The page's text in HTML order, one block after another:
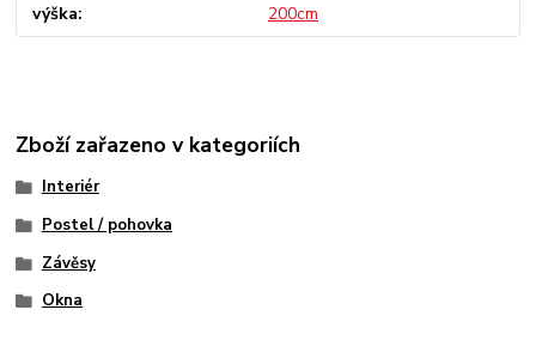
výška 200cm
Zboží zařazeno v kategoriích
Interiér
Postel / pohovka
Závěsy
Okna